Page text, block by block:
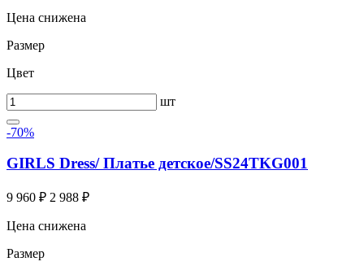
Цена снижена
Размер
Цвет
шт
-70%
GIRLS Dress/ Платье детское/SS24TKG001
9 960 ₽ 2 988 ₽
Цена снижена
Размер